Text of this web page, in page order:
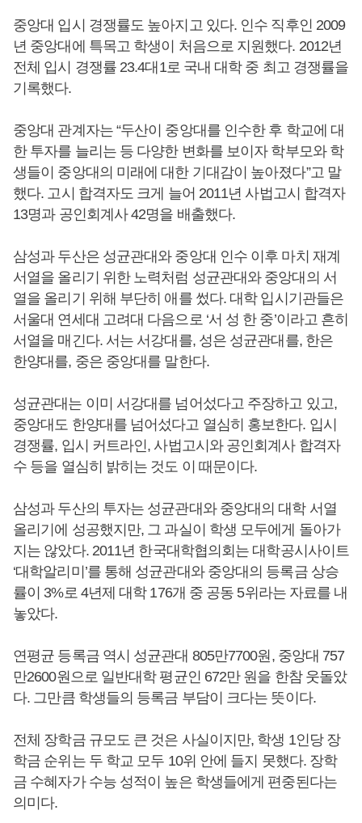
중앙대 입시 경쟁률도 높아지고 있다. 인수 직후인 2009
년 중앙대에 특목고 학생이 처음으로 지원했다. 2012년
전체 입시 경쟁률 23.4대1로 국내 대학 중 최고 경쟁률을
기록했다.
중앙대 관계자는 “두산이 중앙대를 인수한 후 학교에 대
한 투자를 늘리는 등 다양한 변화를 보이자 학부모와 학
생들이 중앙대의 미래에 대한 기대감이 높아졌다”고 말
했다. 고시 합격자도 크게 늘어 2011년 사법고시 합격자
13명과 공인회계사 42명을 배출했다.
삼성과 두산은 성균관대와 중앙대 인수 이후 마치 재계
서열을 올리기 위한 노력처럼 성균관대와 중앙대의 서
열을 올리기 위해 부단히 애를 썼다. 대학 입시기관들은
서울대 연세대 고려대 다음으로 ‘서 성 한 중’이라고 흔히
서열을 매긴다. 서는 서강대를, 성은 성균관대를, 한은
한양대를, 중은 중앙대를 말한다.
성균관대는 이미 서강대를 넘어섰다고 주장하고 있고,
중앙대도 한양대를 넘어섰다고 열심히 홍보한다. 입시
경쟁률, 입시 커트라인, 사법고시와 공인회계사 합격자
수 등을 열심히 밝히는 것도 이 때문이다.
삼성과 두산의 투자는 성균관대와 중앙대의 대학 서열
올리기에 성공했지만, 그 과실이 학생 모두에게 돌아가
지는 않았다. 2011년 한국대학협의회는 대학공시사이트
‘대학알리미’를 통해 성균관대와 중앙대의 등록금 상승
률이 3%로 4년제 대학 176개 중 공동 5위라는 자료를 내
놓았다.
연평균 등록금 역시 성균관대 805만7700원, 중앙대 757
만2600원으로 일반대학 평균인 672만 원을 한참 웃돌았
다. 그만큼 학생들의 등록금 부담이 크다는 뜻이다.
전체 장학금 규모도 큰 것은 사실이지만, 학생 1인당 장
학금 순위는 두 학교 모두 10위 안에 들지 못했다. 장학
금 수혜자가 수능 성적이 높은 학생들에게 편중된다는
의미다.